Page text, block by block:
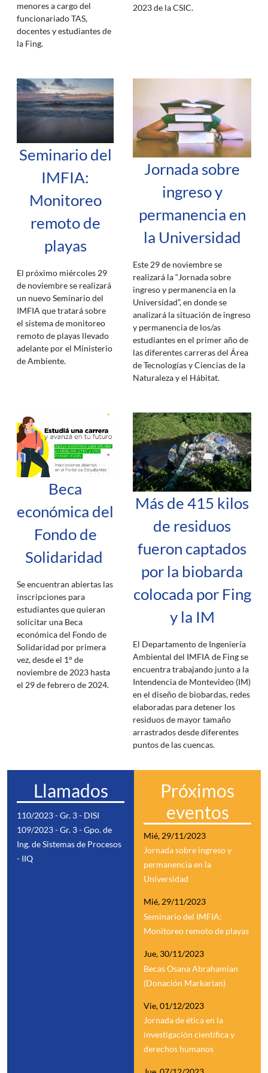
menores a cargo del
funcionariado TAS,
docentes y estudiantes de
la Fing.
2023 de la CSIC.
Seminario del
IMFIA:
Monitoreo
remoto de
playas
El próximo miércoles 29
de noviembre se realizará
un nuevo Seminario del
IMFIA que tratará sobre
el sistema de monitoreo
remoto de playas llevado
adelante por el Ministerio
de Ambiente.
Jornada sobre
ingreso y
permanencia en
la Universidad
Este 29 de noviembre se
realizará la “Jornada sobre
ingreso y permanencia en la
Universidad”, en donde se
analizará la situación de ingreso
y permanencia de los/as
estudiantes en el primer año de
las diferentes carreras del Área
de Tecnologías y Ciencias de la
Naturaleza y el Hábitat.
Beca
económica del
Fondo de
Solidaridad
Se encuentran abiertas las
inscripciones para
estudiantes que quieran
solicitar una Beca
económica del Fondo de
Solidaridad por primera
vez, desde el 1° de
noviembre de 2023 hasta
el 29 de febrero de 2024.
Más de 415 kilos
de residuos
fueron captados
por la biobarda
colocada por Fing
y la IM
El Departamento de Ingeniería
Ambiental del IMFIA de Fing se
encuentra trabajando junto a la
Intendencia de Montevideo (IM)
en el diseño de biobardas, redes
elaboradas para detener los
residuos de mayor tamaño
arrastrados desde diferentes
puntos de las cuencas.
Llamados
110/2023 - Gr. 3 - DISI
109/2023 - Gr. 3 - Gpo. de
Ing. de Sistemas de Procesos
- IIQ
Próximos
eventos
Mié, 29/11/2023
Jornada sobre ingreso y
permanencia en la
Universidad
Mié, 29/11/2023
Seminario del IMFIA:
Monitoreo remoto de playas
Jue, 30/11/2023
Becas Osana Abrahamian
(Donación Markarian)
Vie, 01/12/2023
Jornada de ética en la
investigación científica y
derechos humanos